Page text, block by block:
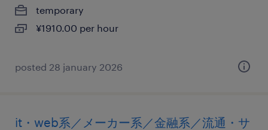
temporary
¥1910.00 per hour
posted 28 january 2026
it・web系／メーカー系／金融系／流通・サ